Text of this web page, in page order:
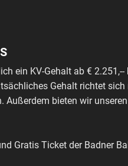
ein KV-Gehalt ab €
Gehalt richtet
Außerdem bieten wir
Gratis Ticket der Badner